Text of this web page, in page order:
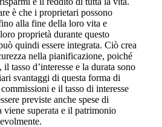
è che i proprietari possono
alla fine della loro vita e
proprietà durante questo
quindi essere integrata. Ciò crea
nella pianificazione, poiché
tasso d’interesse e la durata sono
svantaggi di questa forma di
e il tasso di interesse
previste anche spese di
viene superata e il patrimonio